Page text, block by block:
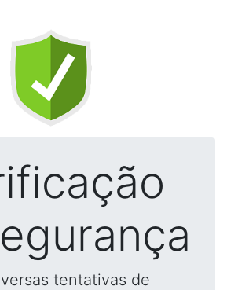
tentativas de